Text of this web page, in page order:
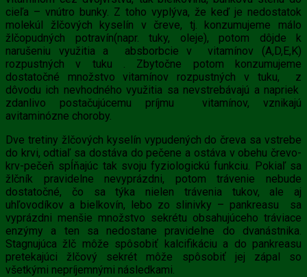
cieľa – vnútro bunky. Z toho vyplýva, že keď je nedostatok
molekúl
žlčových kyselín
v čreve, tj. konzumujeme málo
žlčopudných potravín(napr. tuky, oleje), potom dôjde k
narušeniu využitia a absborbcie v vitamínov (A,D,E,K)
rozpustných v tuku . Zbytočne potom konzumujeme
dostatočné množstvo vitamínov rozpustných v tuku, z
dôvodu ich nevhodného využitia sa nevstrebávajú a napriek
zdanlivo postačujúcemu príjmu vitamínov, vznikajú
avitaminózne choroby.
Dve tretiny žlčových kyselín vypudených do čreva sa vstrebe
do krvi, odtiaľ sa dostáva do pečene a ostáva v obehu črevo-
krv-pečeň spĺňajúc tak svoju fyziologickú funkciu. Pokiaľ sa
žlčník pravidelne nevyprázdni, potom trávenie nebude
dostatočné, čo sa týka nielen trávenia tukov, ale aj
uhľovodíkov a bielkovín, lebo zo slinivky – pankreasu sa
vyprázdni menšie množstvo sekrétu obsahujúceho tráviace
enzýmy a ten sa nedostane pravidelne do dvanástnika.
Stagnujúca žlč môže spôsobiť kalcifikáciu a do pankreasu
pretekajúci žlčový sekrét môže spôsobiť jej zápal so
všetkými nepríjemnými následkami.